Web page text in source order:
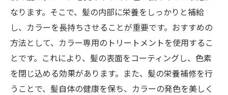
なります。そこで、髪の内部に栄養をしっかりと補給
し、カラーを長持ちさせることが重要です。おすすめの
方法として、カラー専用のトリートメントを使用するこ
とです。これにより、髪の表面をコーティングし、色素
を閉じ込める効果があります。また、髪の栄養補修を行
うことで、髪自体の健康を保ち、カラーの発色を美しく